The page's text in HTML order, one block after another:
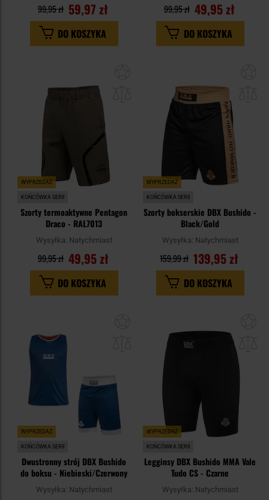
59,97 zł
99,95 zł
DO KOSZYKA
49,95 zł
99,95 zł
DO KOSZYKA
schowka
WYPRZEDAŻ
KOŃCÓWKA SERII
Szorty termoaktywne Pentagon
Draco - RAL7013
Wysyłka: Natychmiast
49,95 zł
99,95 zł
DO KOSZYKA
WYPRZEDAŻ
KOŃCÓWKA SERII
Szorty bokserskie DBX Bushido -
Black/Gold
Wysyłka: Natychmiast
139,95 zł
159,99 zł
DO KOSZYKA
schowka
WYPRZEDAŻ
KOŃCÓWKA SERII
Dwustronny strój DBX Bushido
do boksu - Niebieski/Czerwony
Wysyłka: Natychmiast
WYPRZEDAŻ
KOŃCÓWKA SERII
Legginsy DBX Bushido MMA Vale
Tudo CS - Czarne
Wysyłka: Natychmiast